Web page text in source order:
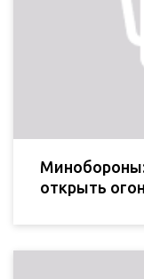
открыть